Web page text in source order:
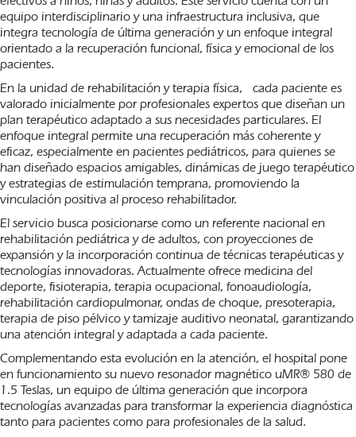
equipo interdisciplinario y una infraestructura inclusiva, que
integra tecnología de última generación y un enfoque integral
orientado a la recuperación funcional, física y emocional de los
pacientes.
En la unidad de rehabilitación y terapia física, cada paciente es
valorado inicialmente por profesionales expertos que diseñan un
plan terapéutico adaptado a sus necesidades particulares. El
enfoque integral permite una recuperación más coherente y
eficaz, especialmente en pacientes pediátricos, para quienes se
han diseñado espacios amigables, dinámicas de juego terapéutico
y estrategias de estimulación temprana, promoviendo la
vinculación positiva al proceso rehabilitador.
El servicio busca posicionarse como un referente nacional en
rehabilitación pediátrica y de adultos, con proyecciones de
expansión y la incorporación continua de técnicas terapéuticas y
tecnologías innovadoras. Actualmente ofrece medicina del
deporte, fisioterapia, terapia ocupacional, fonoaudiología,
rehabilitación cardiopulmonar, ondas de choque, presoterapia,
terapia de piso pélvico y tamizaje auditivo neonatal, garantizando
una atención integral y adaptada a cada paciente.
Complementando esta evolución en la atención, el hospital pone
en funcionamiento su nuevo resonador magnético uMR® 580 de
1.5 Teslas, un equipo de última generación que incorpora
tecnologías avanzadas para transformar la experiencia diagnóstica
tanto para pacientes como para profesionales de la salud.